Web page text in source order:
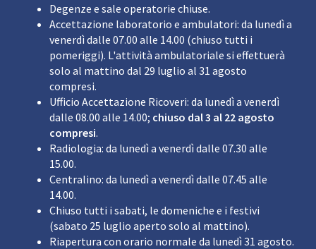
Degenze e sale operatorie chiuse.
Accettazione laboratorio e ambulatori: da lunedì a
venerdì dalle 07.00 alle 14.00 (chiuso tutti i
pomeriggi). L'attività ambulatoriale si effettuerà
solo al mattino dal 29 luglio al 31 agosto
compresi.
Ufficio Accettazione Ricoveri: da lunedì a venerdì
dalle 08.00 alle 14.00; chiuso dal 3 al 22 agosto
compresi.
Radiologia: da lunedì a venerdì dalle 07.30 alle
15.00.
Centralino: da lunedì a venerdì dalle 07.45 alle
14.00.
Chiuso tutti i sabati, le domeniche e i festivi
(sabato 25 luglio aperto solo al mattino).
Riapertura con orario normale da lunedì 31 agosto.